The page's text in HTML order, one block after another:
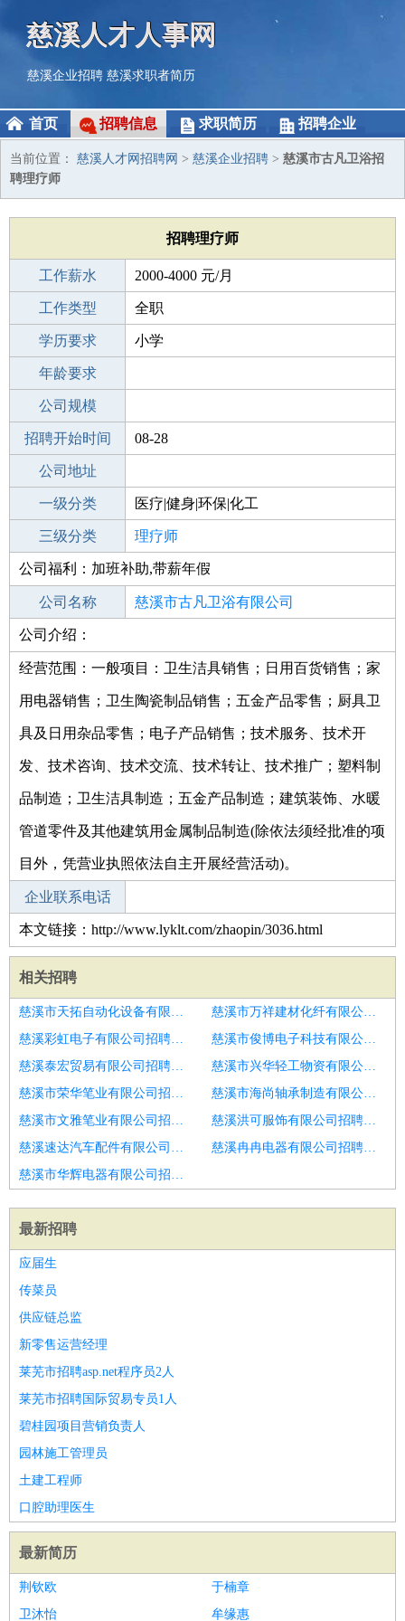
慈溪人才人事网
慈溪企业招聘 慈溪求职者简历
首页 招聘信息 求职简历 招聘企业
当前位置： 慈溪人才网招聘网 > 慈溪企业招聘 > 慈溪市古凡卫浴招
聘理疗师
招聘理疗师
工作薪水 2000-4000 元/月
招聘人数 10人
工作类型 全职
性别要求 -
学历要求 小学
工作经验
年龄要求
工作地点
公司规模
公司电话
招聘开始时间 08-28
招聘结束时间
公司地址
一级分类 医疗|健身|环保|化工
二级分类 医疗/护理
三级分类 理疗师
其他行业 孕产服务
公司福利：加班补助,带薪年假
公司名称 慈溪市古凡卫浴有限公司
公司类型
公司介绍：
经营范围：一般项目：卫生洁具销售；日用百货销售；家
用电器销售；卫生陶瓷制品销售；五金产品零售；厨具卫
具及日用杂品零售；电子产品销售；技术服务、技术开
发、技术咨询、技术交流、技术转让、技术推广；塑料制
品制造；卫生洁具制造；五金产品制造；建筑装饰、水暖
管道零件及其他建筑用金属制品制造(除依法须经批准的项
目外，凭营业执照依法自主开展经营活动)。
企业联系电话
本文链接：http://www.lyklt.com/zhaopin/3036.html
相关招聘
慈溪市天拓自动化设备有限公司招聘理疗师
慈溪市万祥建材化纤有限公司招聘理疗师
慈溪彩虹电子有限公司招聘美容理疗师
慈溪市俊博电子科技有限公司招聘理疗师
慈溪泰宏贸易有限公司招聘济南市招聘保健师11
慈溪市兴华轻工物资有限公司招聘济南市招聘中医康复理疗师6
慈溪市荣华笔业有限公司招聘济南市招聘康复理疗师6
慈溪市海尚轴承制造有限公司招聘菏泽市招聘健康理疗养生师1人
慈溪市文雅笔业有限公司招聘理疗师
慈溪洪可服饰有限公司招聘传统康复治疗师
慈溪速达汽车配件有限公司招聘中医理疗师
慈溪冉冉电器有限公司招聘理疗师
慈溪市华辉电器有限公司招聘理疗师
最新招聘
应届生
传菜员
供应链总监
新零售运营经理
莱芜市招聘asp.net程序员2人
莱芜市招聘国际贸易专员1人
碧桂园项目营销负责人
园林施工管理员
土建工程师
口腔助理医生
最新简历
荆钦欧
于楠章
卫沐怡
牟缘惠